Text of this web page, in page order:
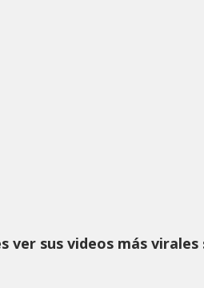
ver sus videos más virales